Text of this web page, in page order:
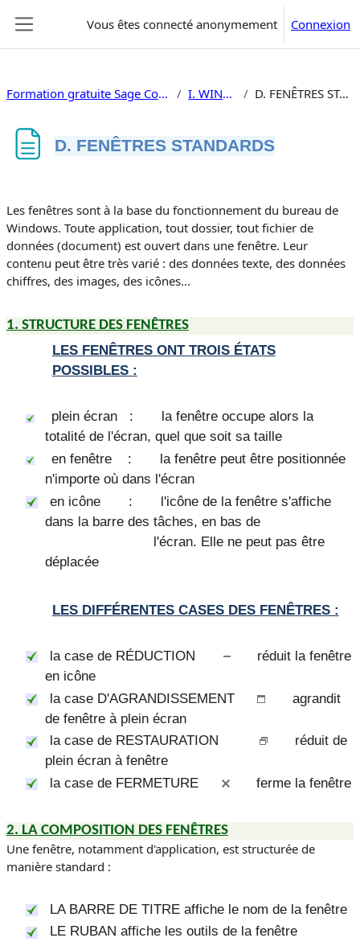
Vous êtes connecté anonymement Connexion
Formation gratuite Sage Comptabilité V8 I. WINDOWS D. FENÊTRES STANDARDS
D. FENÊTRES STANDARDS
Les fenêtres sont à la base du fonctionnement du bureau de
Windows. Toute application, tout dossier, tout fichier de
données (document) est ouvert dans une fenêtre. Leur
contenu peut être très varié : des données texte, des données
chiffres, des images, des icônes…
1. STRUCTURE DES FENÊTRES
LES FENÊTRES ONT TROIS ÉTATS
POSSIBLES :
plein écran : la fenêtre occupe alors la
totalité de l'écran, quel que soit sa taille
en fenêtre : la fenêtre peut être positionnée
n'importe où dans l'écran
en icône : l'icône de la fenêtre s'affiche
dans la barre des tâches, en bas de
l'écran. Elle ne peut pas être
déplacée
LES DIFFÉRENTES CASES DES FENÊTRES :
la case de RÉDUCTION
réduit la fenêtre
en icône
la case D'AGRANDISSEMENT
agrandit
de fenêtre à plein écran
la case de RESTAURATION
réduit de
plein écran à fenêtre
la case de FERMETURE ferme la fenêtre
2. LA COMPOSITION DES FENÊTRES
Une fenêtre, notamment d'application, est structurée de
manière standard :
LA BARRE DE TITRE affiche le nom de la fenêtre
LE RUBAN affiche les outils de la fenêtre